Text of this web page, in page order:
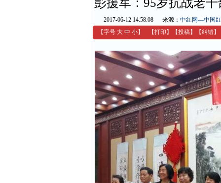
彭援军：95岁抗战老
2017-06-12 14:58:08 来源： 中红网—中国
【字号 大 中 小】 【打印 】 【投稿】 【纠错】